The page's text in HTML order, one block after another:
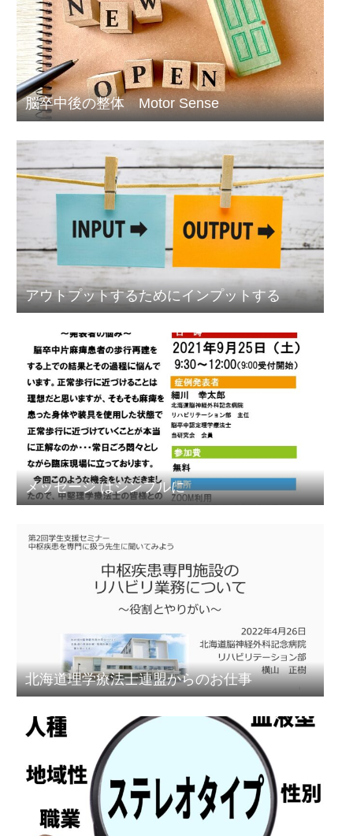
脳卒中後の整体 Motor Sense
アウトプットするためにインプットする
メッセージ はシンプルに
北海道理学療法士連盟からのお仕事